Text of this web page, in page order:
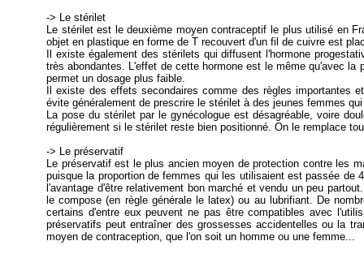
-> Le stérilet
Le stérilet est le deuxième moyen contraceptif le plus utilisé en
objet en plastique en forme de T recouvert d'un fil de cuivre est
Il existe également des stérilets qui diffusent l'hormone
très abondantes. L'effet de cette hormone est le même qu'avec
permet un dosage plus faible.
Il existe des effets secondaires comme des règles importantes
évite généralement de prescrire le stérilet à des jeunes femmes
La pose du stérilet par le gynécologue est désagréable, voire
régulièrement si le stérilet reste bien positionné. On le remplace
-> Le préservatif
Le préservatif est le plus ancien moyen de protection contre les
puisque la proportion de femmes qui les utilisaient est passée
l'avantage d'être relativement bon marché et vendu un peu
le compose (en règle générale le latex) ou au lubrifiant. De
certains d'entre eux peuvent ne pas être compatibles avec
préservatifs peut entraîner des grossesses accidentelles ou la
moyen de contraception, que l'on soit un homme ou une femme...